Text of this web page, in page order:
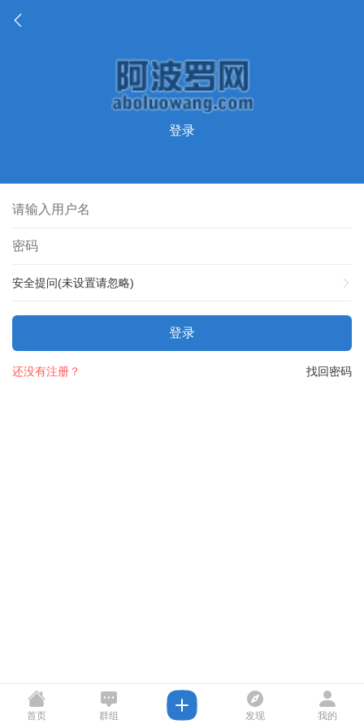
登录
安全提问(未设置请忽略)
登录
找回密码
还没有注册？
首页 群组 发现 我的